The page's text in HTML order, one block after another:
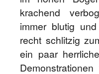
krachend
immer blutig
recht schlitzig
ein paar